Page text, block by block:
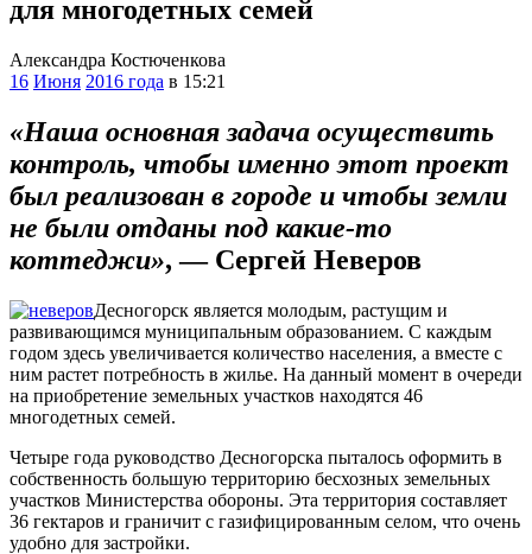
для многодетных семей
Александра Костюченкова
16 Июня 2016 года в 15:21
«Наша основная задача осуществить
контроль, чтобы именно этот проект
был реализован в городе и чтобы земли
не были отданы под какие-то
коттеджи», — Сергей Неверов
Десногорск является молодым, растущим и
развивающимся муниципальным образованием. С каждым
годом здесь увеличивается количество населения, а вместе с
ним растет потребность в жилье. На данный момент в очереди
на приобретение земельных участков находятся 46
многодетных семей.
Четыре года руководство Десногорска пыталось оформить в
собственность большую территорию бесхозных земельных
участков Министерства обороны. Эта территория составляет
36 гектаров и граничит с газифицированным селом, что очень
удобно для застройки.